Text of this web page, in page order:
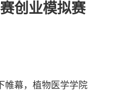
创业模拟赛
幕，植物医学学院